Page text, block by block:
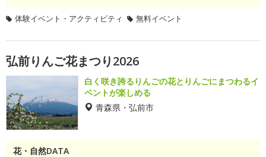
体験イベント・アクティビティ 無料イベント
弘前りんご花まつり2026
白く咲き誇るりんごの花とりんごにまつわるイ
ベントが楽しめる
青森県・弘前市
花・自然DATA